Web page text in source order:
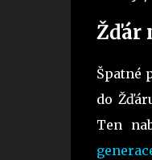
Žďár
Špatné
do
Ten